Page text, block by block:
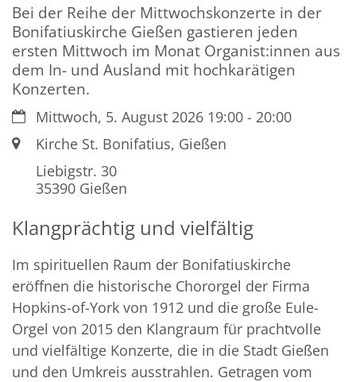
Bei der Reihe der Mittwochskonzerte in der
Bonifatiuskirche Gießen gastieren jeden
ersten Mittwoch im Monat Organist:innen aus
dem In- und Ausland mit hochkarätigen
Konzerten.
Datum:Mittwoch, 5. August 2026 19:00 - 20:00
Ort: Kirche St. Bonifatius, Gießen
Liebigstr. 30
35390 Gießen
Klangprächtig und vielfältig
Im spirituellen Raum der Bonifatiuskirche
eröffnen die historische Chororgel der Firma
Hopkins-of-York von 1912 und die große Eule-
Orgel von 2015 den Klangraum für prachtvolle
und vielfältige Konzerte, die in die Stadt Gießen
und den Umkreis ausstrahlen. Getragen vom